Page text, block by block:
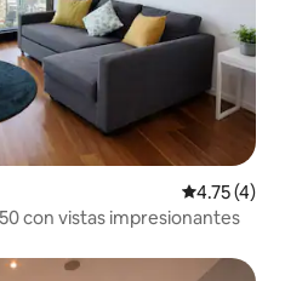
Calificación
4.75 (4)
con vistas impresionantes